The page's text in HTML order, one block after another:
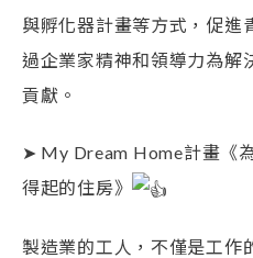
與孵化器計畫等方式，促進
過企業家精神和領導力為解
貢獻。
➤ My Dream Home計畫《
得起的住房》
製造業的工人，不僅是工作